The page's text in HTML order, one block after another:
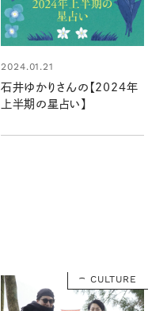
2024.01.21
石井ゆかりさんの【2024年
上半期の星占い】
CULTURE